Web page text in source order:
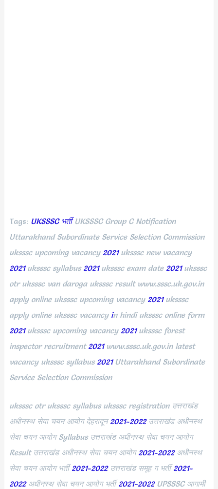
Tags: UKSSSC भर्तीUKSSSC Group C Notification
Uttarakhand Subordinate Service Selection Commission
uksssc upcoming vacancy 2021uksssc new vacancy
2021uksssc syllabus 2021uksssc exam date 2021uksssc
otr uksssc van daroga uksssc result www.sssc.uk.gov.in
apply online uksssc upcoming vacancy 2021uksssc
apply online uksssc vacancy in hindi uksssc online form
2021uksssc upcoming vacancy 2021uksssc forest
inspector recruitment 2021www.sssc.uk.gov.in latest
vacancy uksssc syllabus 2021Uttarakhand Subordinate
Service Selection Commission
uksssc otr uksssc syllabus uksssc registration उत्तराखंड
अधीनस्थ सेवा चयन आयोग देहरादून2021-2022उत्तराखंड अधीनस्थ
सेवा चयन आयोग Syllabus उत्तराखंड अधीनस्थ सेवा चयन आयोग
Result उत्तराखंड अधीनस्थ सेवा चयन आयोग2021-2022 अधीनस्थ
सेवा चयन आयोग भर्ती2021-2022उत्तराखंड समूह ग भर्ती2021-
2022अधीनस्थ सेवा चयन आयोग भर्ती2021-2022UPSSSC आगामी